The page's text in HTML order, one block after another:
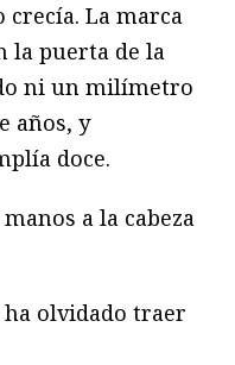
crecía. La marca
la puerta de la
ni un milímetro
años, y
doce.
a la cabeza
ha olvidado traer